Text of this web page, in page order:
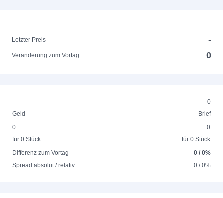
-
Letzter Preis
-
Veränderung zum Vortag 0
0
Geld
Brief
0
für 0 Stück
0
für 0 Stück
Differenz zum Vortag
0 / 0%
Spread absolut / relativ
0 / 0%